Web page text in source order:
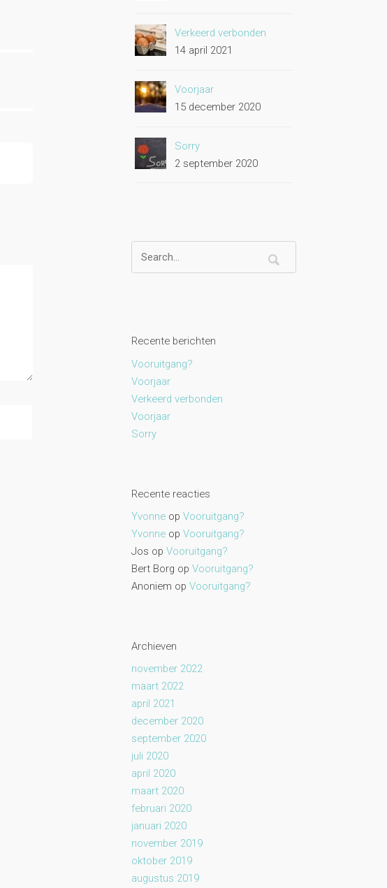
Verkeerd verbonden
14 april 2021
Voorjaar
15 december 2020
Sorry
2 september 2020
Recente berichten
Vooruitgang?
Voorjaar
Verkeerd verbonden
Voorjaar
Sorry
Recente reacties
Yvonne opVooruitgang?
Yvonne opVooruitgang?
Jos opVooruitgang?
Bert Borg opVooruitgang?
Anoniem opVooruitgang?
Archieven
november 2022
maart 2022
april 2021
december 2020
september 2020
juli 2020
april 2020
maart 2020
februari 2020
januari 2020
november 2019
oktober 2019
augustus 2019